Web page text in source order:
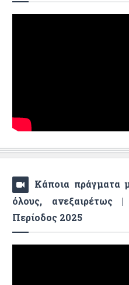
Κάποια πράγματα
όλους, ανεξαιρέτως |
Περίοδος 2025